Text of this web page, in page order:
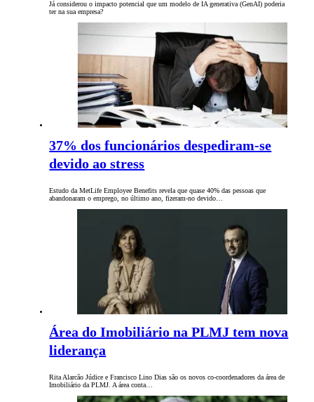
Já considerou o impacto potencial que um modelo de IA generativa (GenAI) poderia
ter na sua empresa?
37% dos funcionários despediram-se
devido ao stress
Estudo da MetLife Employee Benefits revela que quase 40% das pessoas que
abandonaram o emprego, no último ano, fizeram-no devido…
Área do Imobiliário na PLMJ tem nova
liderança
Rita Alarcão Júdice e Francisco Lino Dias são os novos co-coordenadores da área de
Imobiliário da PLMJ. A área conta…